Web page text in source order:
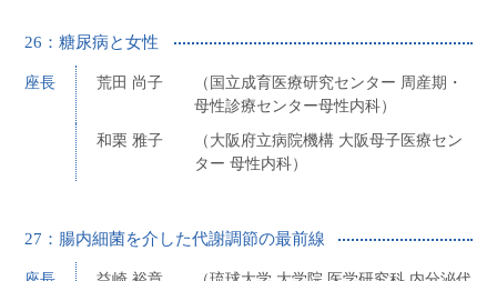
26：糖尿病と女性
座長 荒田 尚子
（国立成育医療研究センター 周産期・
母性診療センター母性内科）
和栗 雅子
（大阪府立病院機構 大阪母子医療セン
ター 母性内科）
27：腸内細菌を介した代謝調節の最前線